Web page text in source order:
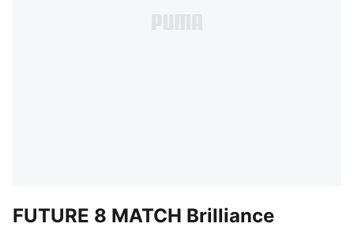
FUTURE 8 MATCH Brilliance